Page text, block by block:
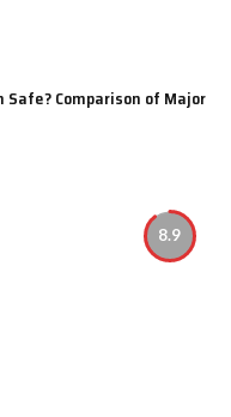
Comparison of Major
8.9